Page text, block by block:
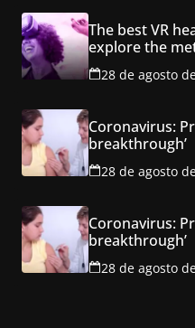
The best VR
explore the
28 de agosto
Coronavirus:
breakthrough’
28 de agosto
Coronavirus:
breakthrough’
28 de agosto